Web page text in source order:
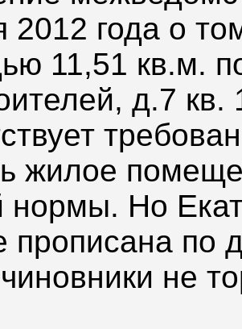
2012 года о
11,51 кв.м.
д.7
жилое
нормы. Но
прописана по
не